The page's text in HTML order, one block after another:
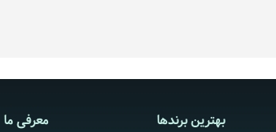
بهترین برندها معرفی ما